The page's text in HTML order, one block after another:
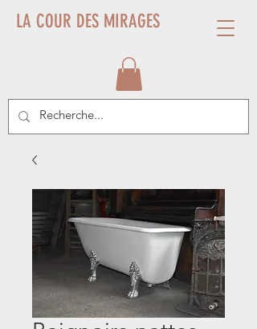
LA COUR DES MIRAGES